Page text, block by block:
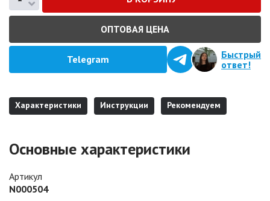
ОПТОВАЯ ЦЕНА
Telegram
Быстрый
ответ!
Характеристики Инструкции Рекомендуем
Основные характеристики
Артикул
N000504